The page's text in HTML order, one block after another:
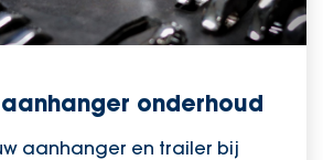
onderhoud
aanhanger en trailer bij